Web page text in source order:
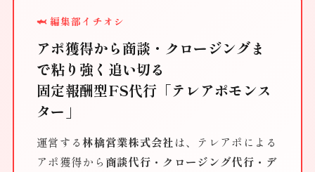
🦈 編集部イチオシ
アポ獲得から商談・クロージングま
で粘り強く追い切る
固定報酬型FS代行「テレアポモンス
ター」
運営する林檎営業株式会社は、テレアポによる
アポ獲得から 商談代行・クロージング代行・デ